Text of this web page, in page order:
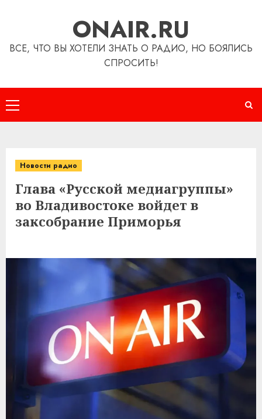
ONAIR.RU
ВСЕ, ЧТО ВЫ ХОТЕЛИ ЗНАТЬ О РАДИО, НО БОЯЛИСЬ
СПРОСИТЬ!
Основное
меню
Новости радио
Глава «Русской медиагруппы»
во Владивостоке войдет в
заксобрание Приморья